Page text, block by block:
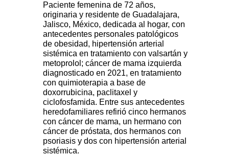
Paciente femenina de 72 años,
originaria y residente de Guadalajara,
Jalisco, México, dedicada al hogar, con
antecedentes personales patológicos
de obesidad, hipertensión arterial
sistémica en tratamiento con valsartán y
metoprolol; cáncer de mama izquierda
diagnosticado en 2021, en tratamiento
con quimioterapia a base de
doxorrubicina, paclitaxel y
ciclofosfamida. Entre sus antecedentes
heredofamiliares refirió cinco hermanos
con cáncer de mama, un hermano con
cáncer de próstata, dos hermanos con
psoriasis y dos con hipertensión arterial
sistémica.